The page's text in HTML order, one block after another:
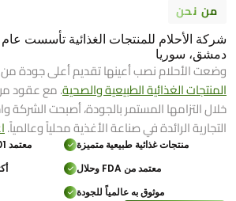
من نحن
دمشق، سوريا
وضعت الأحلام نصب أعينها تقديم أعلى جودة من
المنتجات الغذائية الطبيعية والصحية. مع عقود من
خلال التزامها المستمر بالجودة، أصبحت الشركة
التجارية الرائدة في صناعة الأغذية محلياً وعالمياً.
منتجات غذائية طبيعية متميزة
معتمد ISO 9001 و ISO 22000
معتمد من FDA وحلال
أكثر
موثوق به عالمياً للجودة